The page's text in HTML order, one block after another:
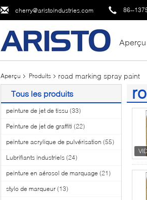
cherry@aristoindustries.com 86--
Aperçu
Aperçu Produits road marking spray paint
Tous les produits
peinture de jet de tissu (33)
Peinture de jet de graffiti (22)
peinture acrylique de pulvérisation (55)
Lubrifiants industriels (24)
peinture en aérosol de marquage (21)
stylo de marqueur (13)
(13)